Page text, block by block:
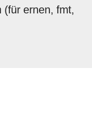
(für ernen, fmt,